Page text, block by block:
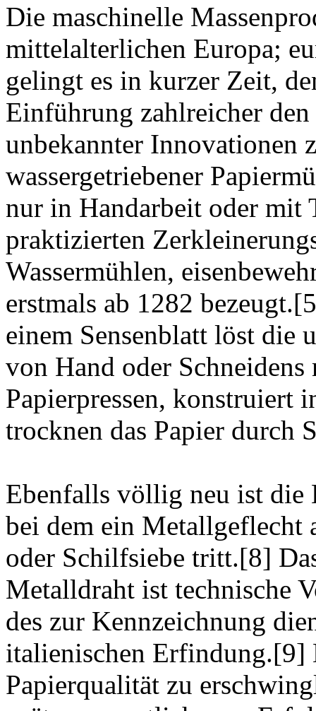
Die maschinelle
mittelalterlichen Europa;
gelingt es in kurzer Zeit,
Einführung zahlreicher
unbekannter Innovationen
wassergetriebener
nur in Handarbeit oder mit
praktizierten
Wassermühlen,
erstmals ab 1282
einem Sensenblatt löst die
von Hand oder
Papierpressen, konstruiert
trocknen das Papier durch
Ebenfalls völlig neu ist die
bei dem ein Metallgeflecht
oder Schilfsiebe tritt.[8]
Metalldraht ist technische
des zur Kennzeichnung
italienischen Erfindung.[9]
Papierqualität zu